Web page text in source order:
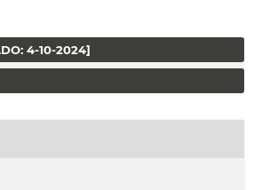
4-10-2024]